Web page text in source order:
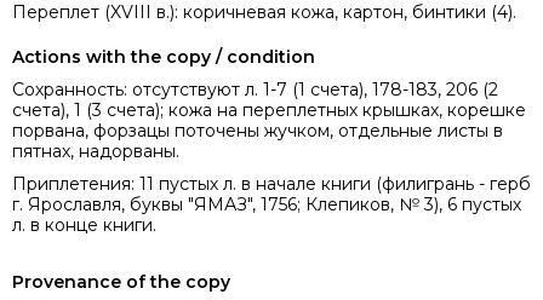
Переплет (XVIII в.): коричневая кожа, картон, бинтики (4).
Actions with the copy / condition
Сохранность: отсутствуют л. 1-7 (1 счета), 178-183, 206 (2
счета), 1 (3 счета); кожа на переплетных крышках, корешке
порвана, форзацы поточены жучком, отдельные листы в
пятнах, надорваны.
Приплетения: 11 пустых л. в начале книги (филигрань - герб
г. Ярославля, буквы "ЯМАЗ", 1756; Клепиков, № 3), 6 пустых
л. в конце книги.
Provenance of the copy